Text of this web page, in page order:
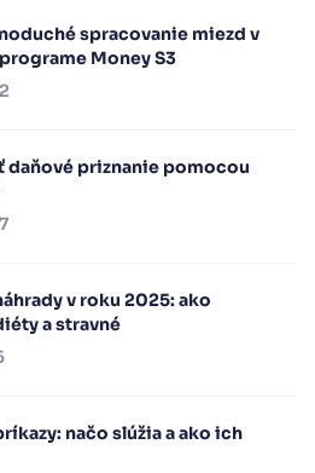
spracovanie miezd v
Money S3
daňové priznanie pomocou
v roku 2025: ako
a stravné
načo slúžia a ako ich